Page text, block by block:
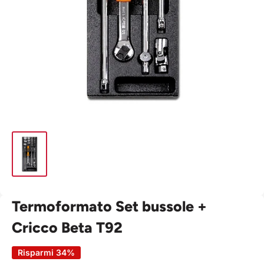
Termoformato Set bussole +
Cricco Beta T92
Risparmi 34%